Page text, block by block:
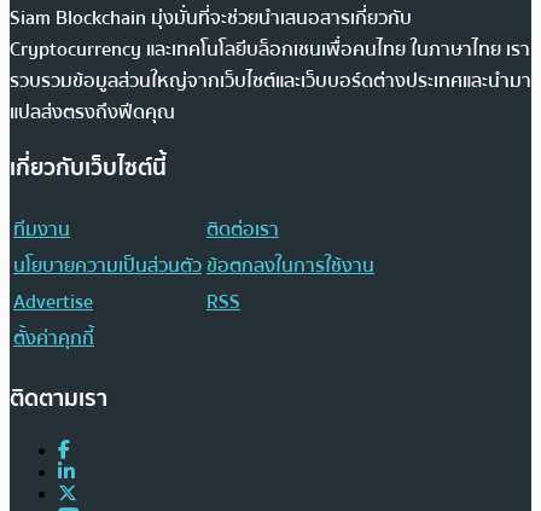
Siam Blockchain มุ่งมั่นที่จะช่วยนำเสนอสารเกี่ยวกับ
Cryptocurrency และเทคโนโลยีบล็อกเชนเพื่อคนไทย ในภาษาไทย เรา
รวบรวมข้อมูลส่วนใหญ่จากเว็บไซต์และเว็บบอร์ดต่างประเทศและนำมา
แปลส่งตรงถึงฟีดคุณ
เกี่ยวกับเว็บไซต์นี้
ทีมงาน
ติดต่อเรา
นโยบายความเป็นส่วนตัวข้อตกลงในการใช้งาน
Advertise
RSS
ตั้งค่าคุกกี้
ติดตามเรา